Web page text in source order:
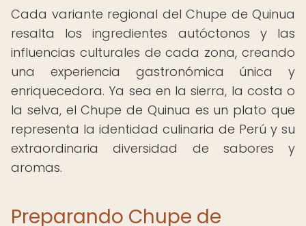
Cada variante regional del Chupe de Quinua
resalta los ingredientes autóctonos y las
influencias culturales de cada zona, creando
una experiencia gastronómica única y
enriquecedora. Ya sea en la sierra, la costa o
la selva, el Chupe de Quinua es un plato que
representa la identidad culinaria de Perú y su
extraordinaria diversidad de sabores y
aromas.
Preparando Chupe de